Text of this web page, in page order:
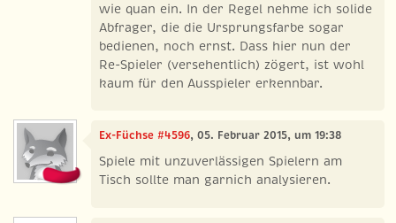
wie quan ein. In der Regel nehme ich solide
Abfrager, die die Ursprungsfarbe sogar
bedienen, noch ernst. Dass hier nun der
Re-Spieler (versehentlich) zögert, ist wohl
kaum für den Ausspieler erkennbar.
Ex-Füchse #4596, 05. Februar 2015, um 19:38
Spiele mit unzuverlässigen Spielern am
Tisch sollte man garnich analysieren.